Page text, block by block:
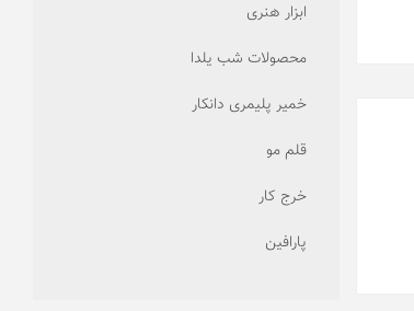
ابزار هنری
محصولات شب یلدا
خمیر پلیمری دانکار
قلم مو
خرج کار
پارافین